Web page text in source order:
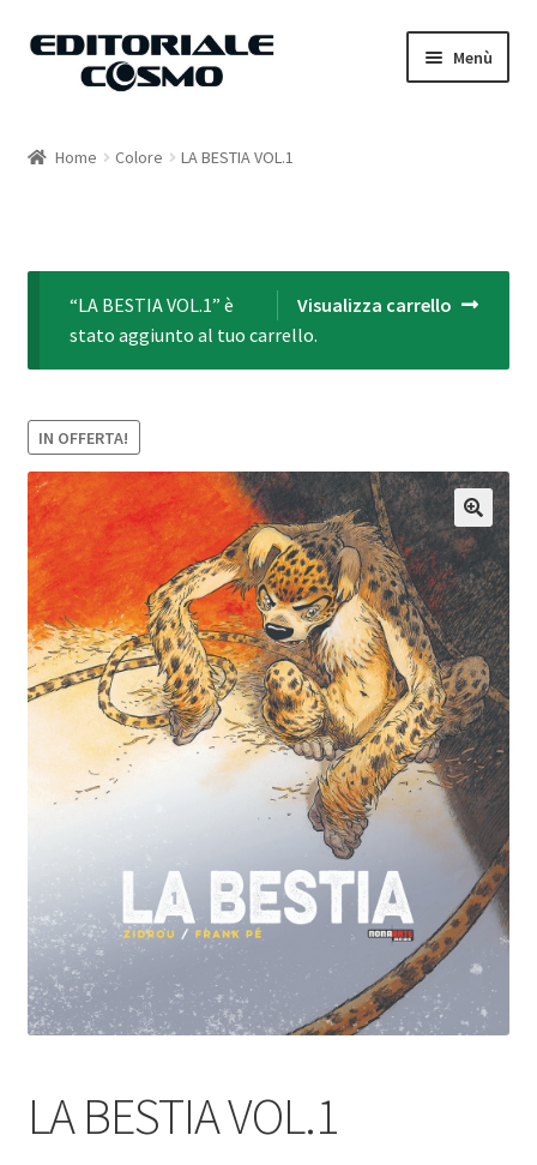
Vai
Vai
Menù
Il mio account
Home Colore LA BESTIA VOL.1
Visualizza carrello
“LA BESTIA VOL.1” è
stato aggiunto al tuo carrello.
IN OFFERTA!
LA BESTIA VOL.1